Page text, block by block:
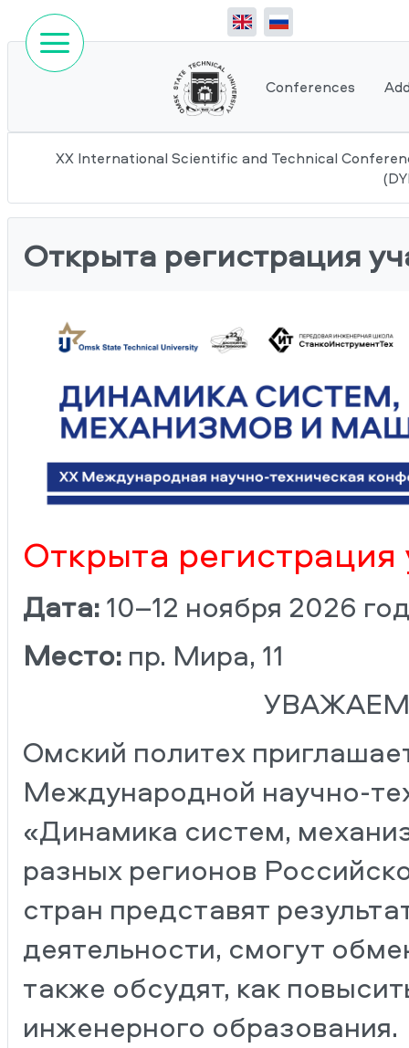
Conferences
XX International Scientific and Technical
Открыта регистрация
Открыта регистрация
Дата:10–12 ноября 2026
Место: пр. Мира, 11
Омский политех
Международной научно-
«Динамика систем,
разных регионов
стран представят
деятельности, смогут
также обсудят, как
инженерного образования.